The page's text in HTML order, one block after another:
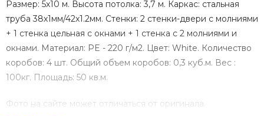
Размер: 5x10 м. Высота потолка: 3,7 м. Каркас: стальная
труба 38х1мм/42x1.2мм. Стенки: 2 стенки-двери с молниями
+ 1 стенка цельная с окнами + 1 стенка с 2 молниями и
окнами. Материал: PE - 220 г/м2. Цвет: White. Количество
коробов: 4 шт. Общий объем коробов: 0,3 куб.м. Вес :
100кг. Площадь: 50 кв.м.
Фото на сайте может отличаться от оригинала.